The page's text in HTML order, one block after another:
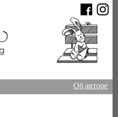
Об авторе